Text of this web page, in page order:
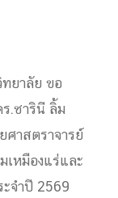
ยาลัย ขอ
.ชารินี ลิ้ม
ศาสตราจารย์
หมืองแร่และ
จำปี 2569